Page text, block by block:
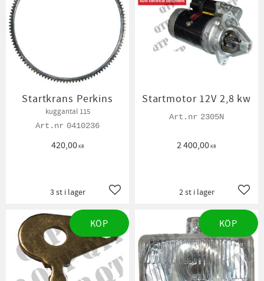
Startkrans Perkins
kuggantal 115
0410236
420,00KR
Lägg till i favoriter
3 st i lager
Startmotor 12V 2,8 kw
2305N
2 400,00KR
2 st i lager
KÖP KÖP